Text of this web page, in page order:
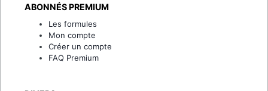
ABONNÉS PREMIUM
Les formules
Mon compte
Créer un compte
FAQ Premium